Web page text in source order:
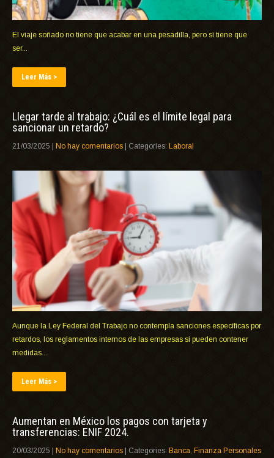
El viaje soñado no tiene que acabar en una pesadilla, pero sí tiene que
ser...
Leer Más >
Llegar tarde al trabajo: ¿Cuál es el límite legal para
sancionar un retardo?
21/03/2025 No hay comentarios | Categories: Laboral
Aunque la Ley Federal del Trabajo no contempla sanciones específicas por
retardos, los reglamentos internos de las empresas sí pueden contener
medidas...
Leer Más >
Aumentan en México los pagos con tarjeta y
transferencias: ENIF 2024.
20/03/2025 | No hay comentarios | Categories: Banca Finanza Personales